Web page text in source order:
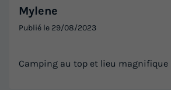
Mylene
Publié le 29/08/2023
Camping au top et lieu magnifique